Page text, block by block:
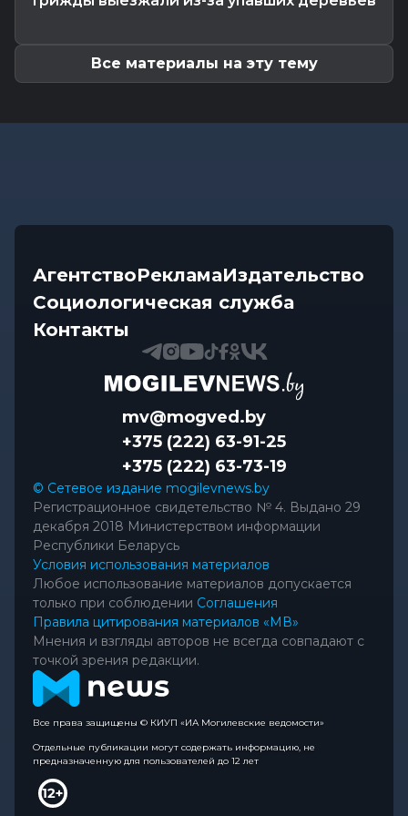
Общество
Все материалы на эту тему
АгентствоРекламаИздательство
Социологическая служба
Контакты
mv@mogved.by
+375 (222) 63-91-25
+375 (222) 63-73-19
© Сетевое издание mogilevnews.by
Регистрационное свидетельство № 4. Выдано 29
декабря 2018 Министерством информации
Республики Беларусь
Условия использования материалов
Любое использование материалов допускается
только при соблюдении Соглашения
Правила цитирования материалов «МВ»
Мнения и взгляды авторов не всегда совпадают с
точкой зрения редакции.
Все права защищены © КИУП «ИА Могилевские ведомости»
Отдельные публикации могут содержать информацию, не
предназначенную для пользователей до 12 лет